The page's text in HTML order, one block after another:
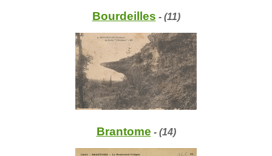
Bourdeilles - (11)
Brantome - (14)